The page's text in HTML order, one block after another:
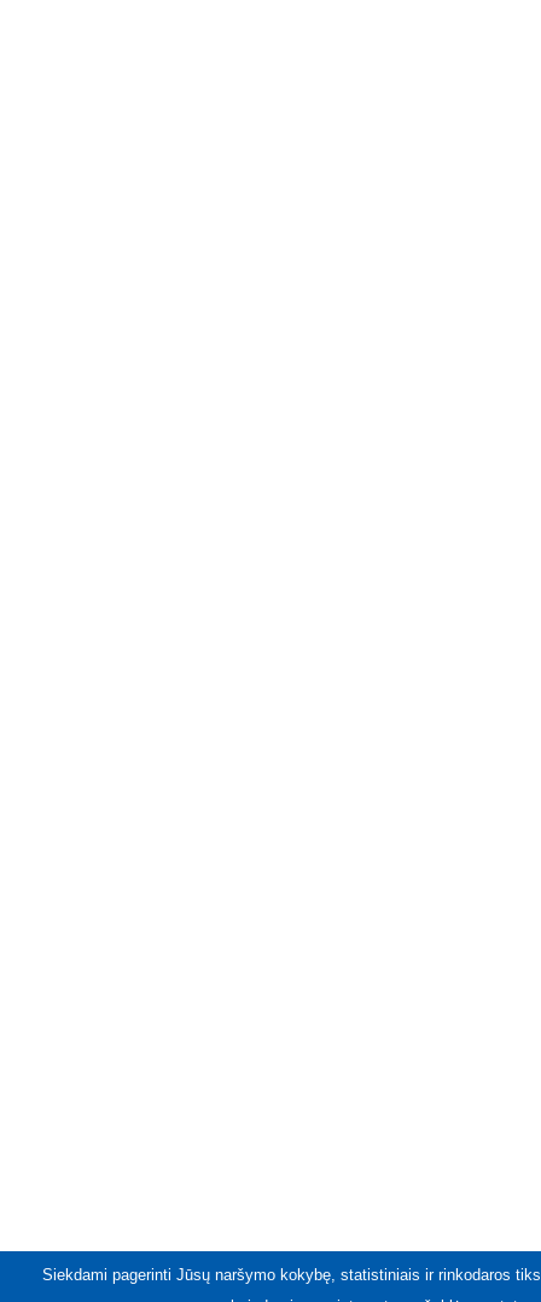
Siekdami pagerinti Jūsų naršymo kokybę, statistiniais ir rinkodaros